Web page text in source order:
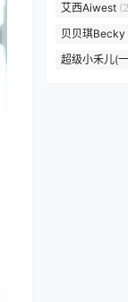
艾西Aiwest
贝贝琪Becky
超级小禾儿(